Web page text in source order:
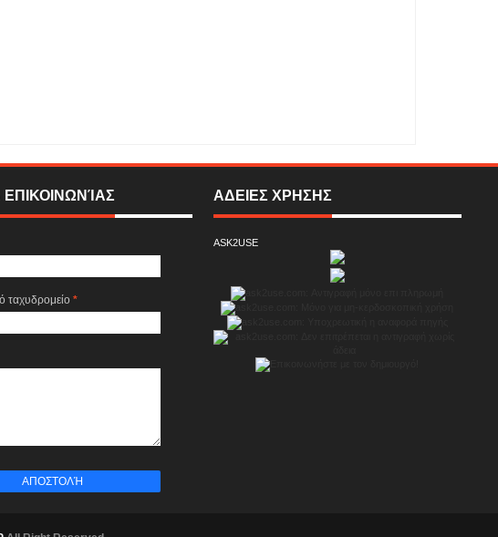
ταχυδρομείο *
ΑΔΕΙΕΣ ΧΡΗΣΗΣ
ASK2USE